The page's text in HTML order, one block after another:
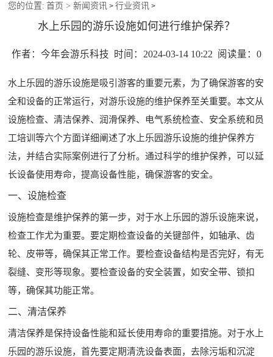
您的位置: 首页 >新闻资讯 >行业资讯 >
水上乐园的游乐设施如何进行维护保养？
作者：今年会游乐科技 时间：2024-03-14 10:22 阅读量： 0
水上乐园的游乐设施是吸引游客的重要元素，为了确保游客的安
全和设备的正常运行，对游乐设施的维护保养至关重要。本文从
设施检查、清洁保养、润滑保养、电气系统检查、安全系统和员
工培训等六个方面详细阐述了水上乐园游乐设施的维护保养方
法，并结合实际案例进行了分析。通过科学的维护保养，可以延
长设备使用寿命，提高设备性能，确保游客的安全。
一、设施检查
设施检查是维护保养的第一步，对于水上乐园的游乐设施来说，
检查工作尤为重要。要定期检查设备的关键部件，如轴承、齿
轮、皮带等，确保其正常工作。要检查设备结构是否完好，有无
裂缝、变形等现象。要检查设备的安全装置，如安全带、锁扣
等，确保其功能正常。
二、清洁保养
清洁保养是保持设备性能和延长使用寿命的重要措施。对于水上
乐园的游乐设施，首先要定期清洗设备表面，去除污垢和沉淀